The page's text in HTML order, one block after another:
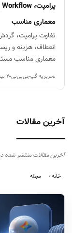
معماری مناسب
انعطاف، هزینه و
معماری مناسب
تحریریه گپ‌جی‌پی‌تی۲۰ تیر ۱۴۰۵
آخرین مقالات
آخرین مقالات منتشر
خانه مجله